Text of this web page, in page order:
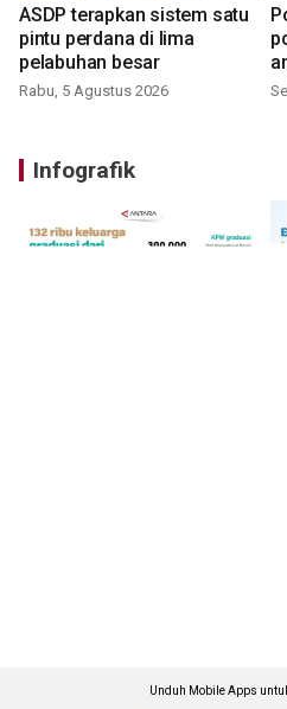
ASDP terapkan sistem satu
pintu perdana di lima
pelabuhan besar
Rabu, 5 Agustus 2026
Infografik
Unduh Mobile Apps